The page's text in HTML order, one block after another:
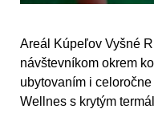
Areál Kúpeľov Vyšné
návštevníkom okrem
ubytovaním i
Wellnes s krytým